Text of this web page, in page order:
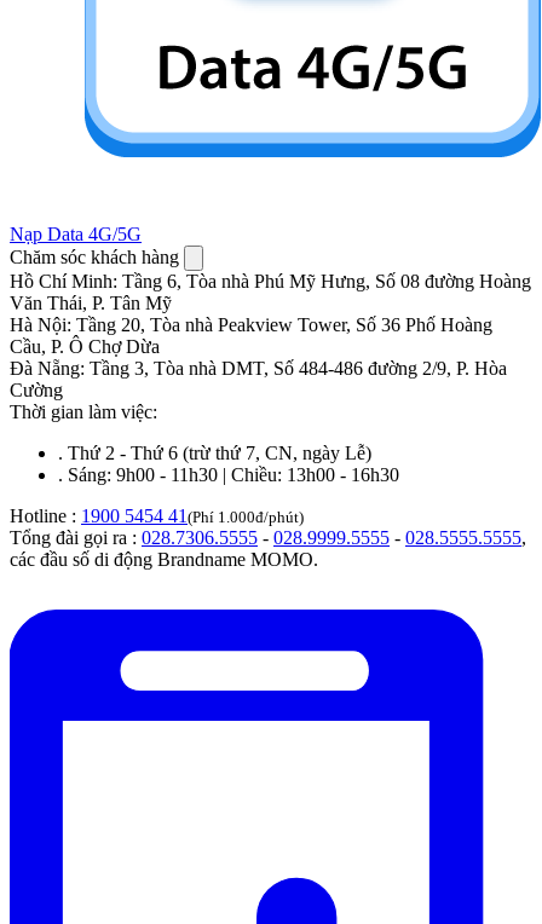
Nạp Data 4G/5G
Chăm sóc khách hàng
Hồ Chí Minh: Tầng 6, Tòa nhà Phú Mỹ Hưng, Số 08 đường Hoàng
Văn Thái, P. Tân Mỹ
Hà Nội: Tầng 20, Tòa nhà Peakview Tower, Số 36 Phố Hoàng
Cầu, P. Ô Chợ Dừa
Đà Nẵng: Tầng 3, Tòa nhà DMT, Số 484-486 đường 2/9, P. Hòa
Cường
Thời gian làm việc:
. Thứ 2 - Thứ 6 (trừ thứ 7, CN, ngày Lễ)
. Sáng: 9h00 - 11h30 | Chiều: 13h00 - 16h30
Hotline : 1900 5454 41 (Phí 1.000đ/phút)
Tổng đài gọi ra : 028.7306.5555 - 028.9999.5555 - 028.5555.5555,
các đầu số di động Brandname MOMO.